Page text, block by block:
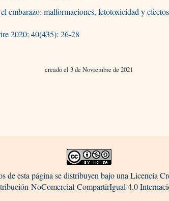
embarazo: malformaciones, fetotoxicidad y
2020; 40(435): 26-28
creado el 3 de Noviembre de 2021
de esta página se distribuyen bajo una Licencia
NoComercial-CompartirIgual 4.0